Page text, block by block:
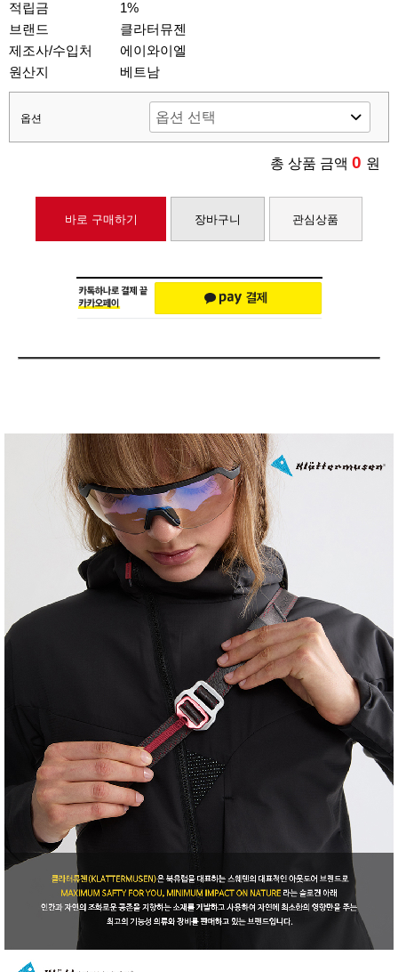
적립금
1%
브랜드
클라터뮤젠
제조사/수입처
에이와이엘
원산지
베트남
옵션
총 상품 금액 0 원
바로 구매하기 장바구니 관심상품